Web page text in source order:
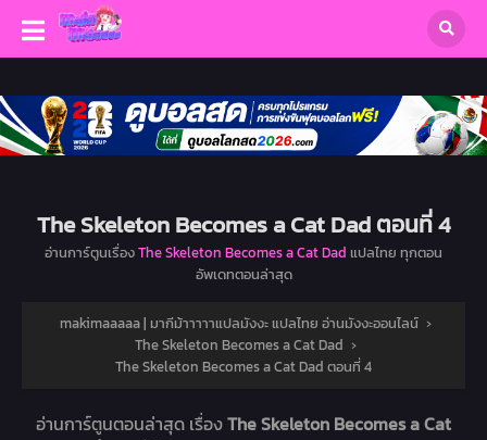
The Skeleton Becomes a Cat Dad ตอนที่ 4
อ่านการ์ตูนเรื่องThe Skeleton Becomes a Cat Dad แปลไทย ทุกตอน
อัพเดทตอนล่าสุด
makimaaaaa | มากีม้าาาาาแปลมังงะ แปลไทย อ่านมังงะออนไลน์ ›
The Skeleton Becomes a Cat Dad ›
The Skeleton Becomes a Cat Dad ตอนที่ 4
อ่านการ์ตูนตอนล่าสุด เรื่องThe Skeleton Becomes a Cat